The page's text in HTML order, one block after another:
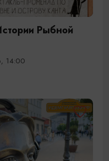
Рыбной
14:00